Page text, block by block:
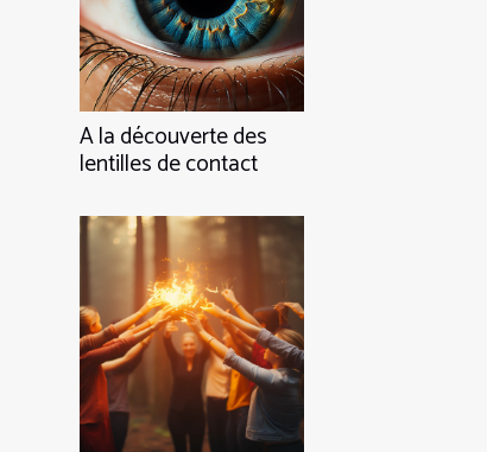
A la découverte des
lentilles de contact